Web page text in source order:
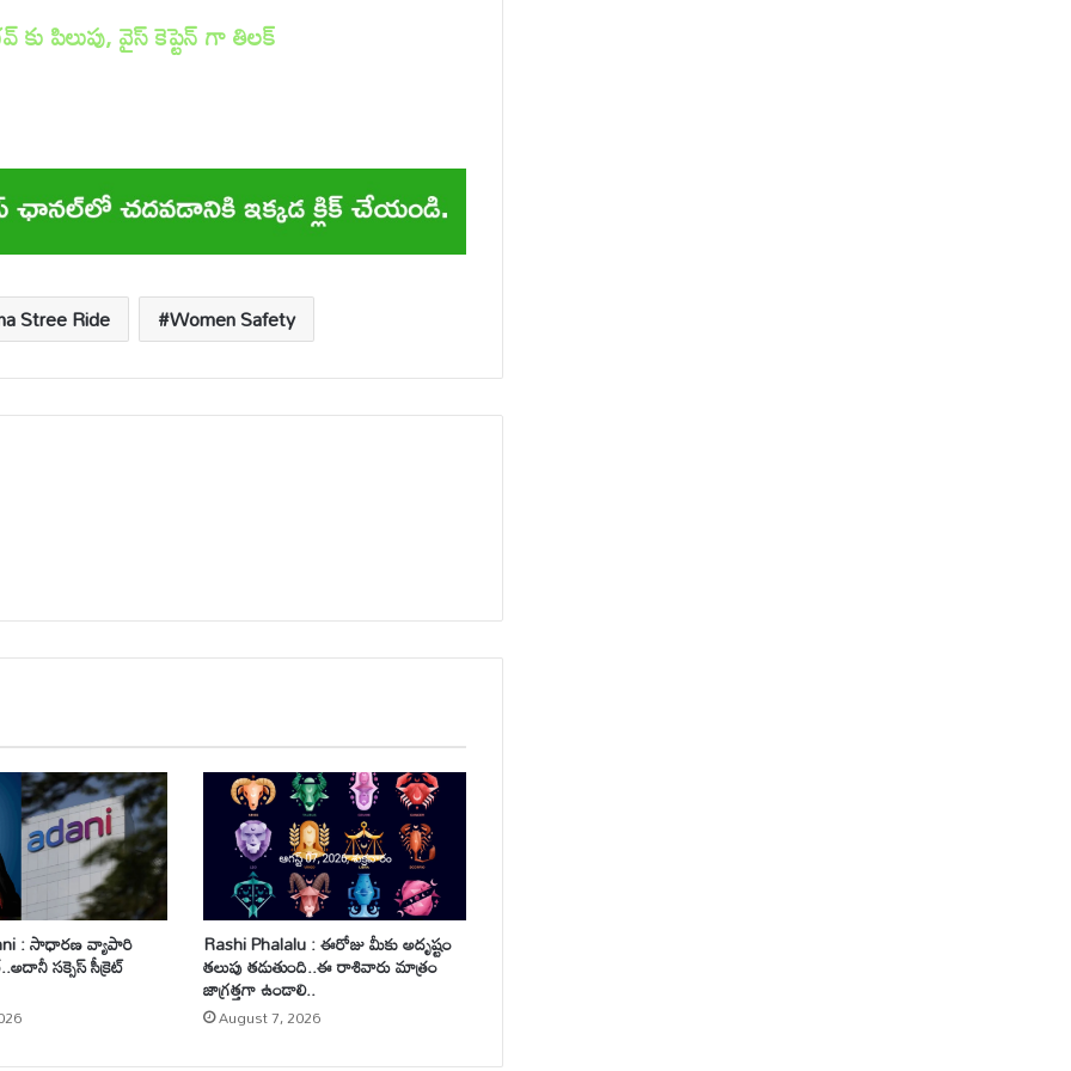
పిలుపు, వైస్ కెప్టెన్ గా తిలక్
Stree Ride Women Safety
: సాధారణ వ్యాపారి
సక్సెస్ సీక్రెట్
Rashi Phalalu : ఈరోజు మీకు అదృష్టం
తలుపు తడుతుంది..ఈ రాశివారు మాత్రం
జాగ్రత్తగా ఉండాలి..
August 7, 2026